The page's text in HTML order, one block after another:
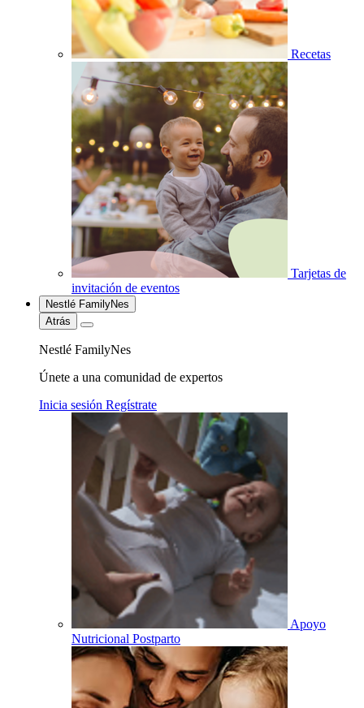
Recetas
Tarjetas de
invitación de eventos
Nestlé FamilyNes
Atrás
Nestlé FamilyNes
Únete a una comunidad de expertos
Inicia sesión Regístrate
Apoyo
Nutricional Postparto